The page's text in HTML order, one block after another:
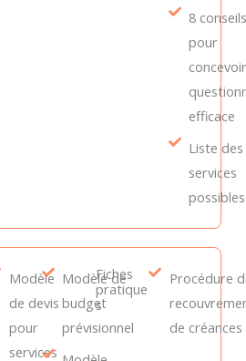
8
pour
efficace
Liste des
services
possibles
Modèle
de devis
pour
services
Modèle de
budget
prévisionnel
Fiches
pratique
s
Procédure
de créances